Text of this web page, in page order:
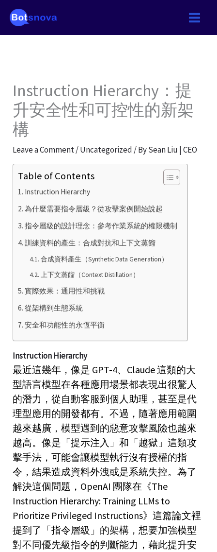
Instruction Hierarchy：提
升安全性和可控性的新架
構
Leave a Comment/Uncategorized / BySean Liu | CEO
Table of Contents
Instruction Hierarchy
為什麼需要指令層級？從攻擊案例開始說起
指令層級的設計理念：參考作業系統的權限機制
訓練資料的產生：合成對抗和上下文蒸餾
合成資料產生（Synthetic Data Generation）
上下文蒸餾（Context Distillation）
實際效果：通用性和挑戰
從架構到生態系統
安全和功能性的永恆平衡
Instruction Hierarchy
最近這幾年，像是 GPT-4、Claude 這類的大
型語言模型在各種應用場景都表現出很驚人
的潛力，從自動客服到個人助理，甚至是代
理型應用的開發都有。不過，隨著應用範圍
越來越廣，模型遇到的惡意攻擊風險也越來
越高。像是「提示注入」和「越獄」這類攻
擊手法，可能會讓模型執行沒有授權的指
令，結果造成資料外洩或是系統失控。為了
解決這個問題，OpenAI 團隊在《The
Instruction Hierarchy: Training LLMs to
Prioritize Privileged Instructions》這篇論文裡
提到了「指令層級」的架構，想要加強模型
對不同優先級指令的判斷能力，藉此提升安